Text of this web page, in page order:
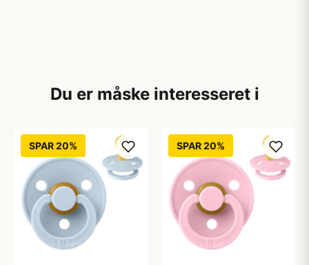
Du er måske interesseret i
SPAR 20% SPAR 20%